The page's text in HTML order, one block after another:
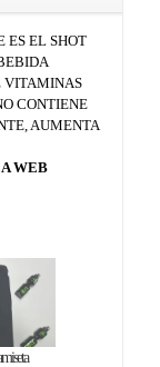
ES EL SHOT
VITAMINAS
CONTIENE
AUMENTA
WEB